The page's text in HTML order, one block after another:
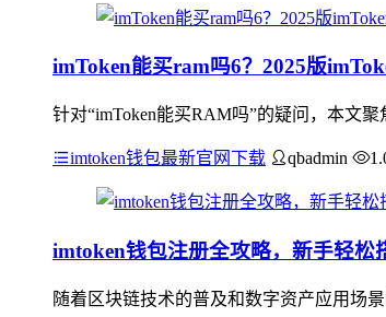
imToken能买ram吗6？2025版
针对“imToken能买RAM吗”的疑问，本文
imtoken钱包最新官网下载 qbadmin
imtoken钱包注册全攻略，新手轻松
随着区块链技术的普及和数字资产应用场